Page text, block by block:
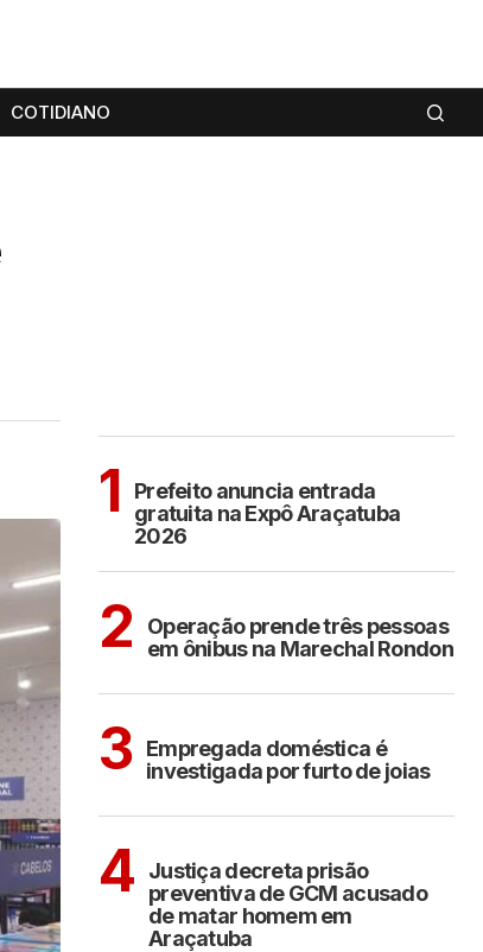
COTIDIANO
1
Prefeito anuncia entrada
gratuita na Expô Araçatuba
2026
2
Operação prende três pessoas
em ônibus na Marechal Rondon
3 Empregada doméstica é
investigada por furto de joias
4
Justiça decreta prisão
preventiva de GCM acusado
de matar homem em
Araçatuba